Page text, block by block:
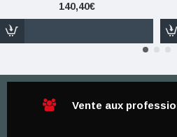
140,40€
Vente aux